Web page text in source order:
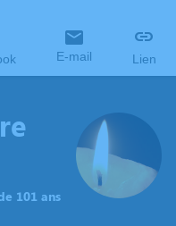
E-mail Lien
101 ans